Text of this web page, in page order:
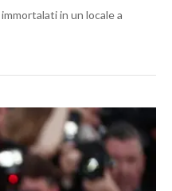
in un locale a